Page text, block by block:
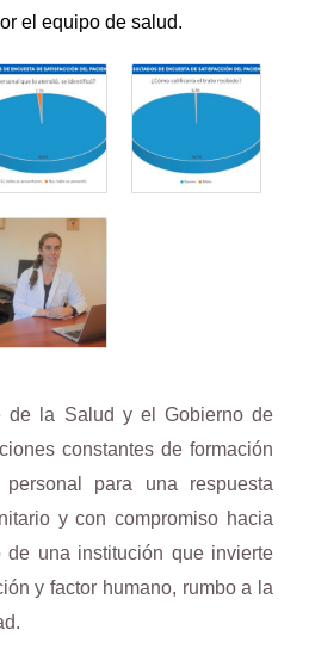
el equipo de salud.
de la Salud y el Gobierno de
constantes de formación
para una respuesta
y con compromiso hacia
de una institución que invierte
y factor humano, rumbo a la